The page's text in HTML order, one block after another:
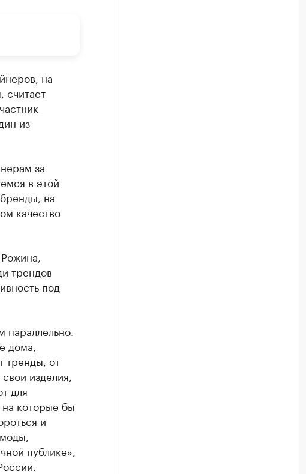
на
считает
из
за
в этой
на
качество
трендов
под
дома,
тренды, от
изделия,
для
которые бы
и
публике»,